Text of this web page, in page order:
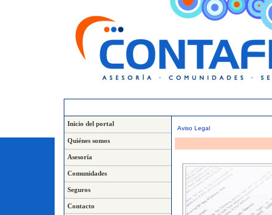
Inicio del portal
Quiénes somos
Asesoría
Comunidades
Seguros
Contacto
Aviso Legal